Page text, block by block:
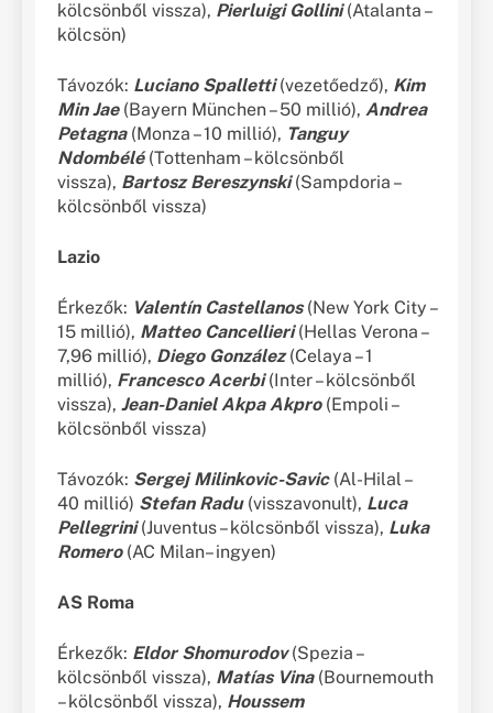
kölcsönből vissza), Pierluigi Gollini(Atalanta –
kölcsön)
Távozók: Luciano Spalletti(vezetőedző), Kim
Min Jae (Bayern München – 50 millió), Andrea
Petagna(Monza – 10 millió), Tanguy
Ndombélé(Tottenham – kölcsönből
vissza), Bartosz Bereszynski(Sampdoria –
kölcsönből vissza)
Lazio
Érkezők: Valentín Castellanos(New York City –
15 millió), Matteo Cancellieri(Hellas Verona –
7,96 millió), Diego González(Celaya – 1
millió), Francesco Acerbi(Inter – kölcsönből
vissza), Jean-Daniel Akpa Akpro(Empoli –
kölcsönből vissza)
Távozók: Sergej Milinkovic-Savic(Al-Hilal –
40 millió) Stefan Radu(visszavonult), Luca
Pellegrini(Juventus – kölcsönből vissza), Luka
Romero(AC Milan– ingyen)
AS Roma
Érkezők: Eldor Shomurodov(Spezia –
kölcsönből vissza), Matías Vina(Bournemouth
– kölcsönből vissza), Houssem